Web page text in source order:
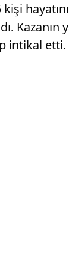
kişi
Kazanın
intikal etti.